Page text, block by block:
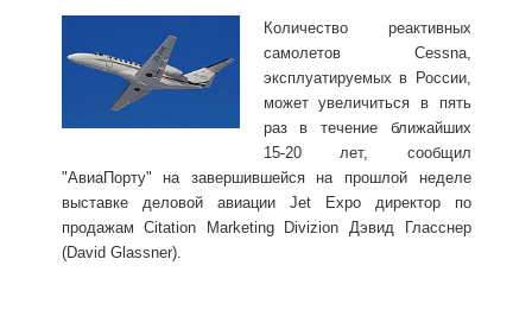
Количество реактивных
самолетов Cessna,
эксплуатируемых в России,
может увеличиться в пять
раз в течение ближайших
15-20 лет, сообщил
"АвиаПорту" на завершившейся на прошлой неделе
выставке деловой авиации Jet Expo директор по
продажам Citation Marketing Divizion Дэвид Гласснер
(David Glassner).